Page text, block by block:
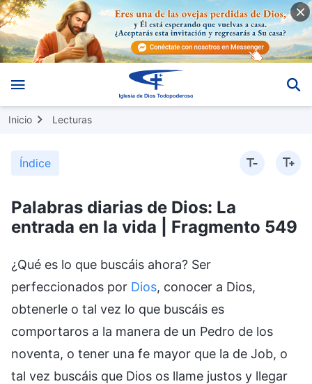
Inicio Lecturas
Índice
Palabras diarias de Dios: La
entrada en la vida | Fragmento 549
¿Qué es lo que buscáis ahora? Ser
perfeccionados por Dios, conocer a Dios,
obtenerle o tal vez lo que buscáis es
comportaros a la manera de un Pedro de los
noventa, o tener una fe mayor que la de Job, o
tal vez buscáis que Dios os llame justos y llegar